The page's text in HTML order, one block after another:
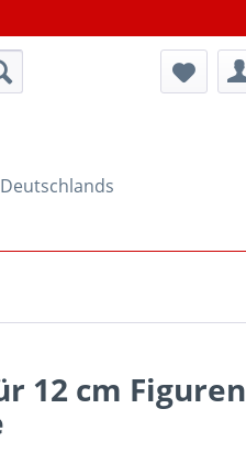
12 cm Figuren